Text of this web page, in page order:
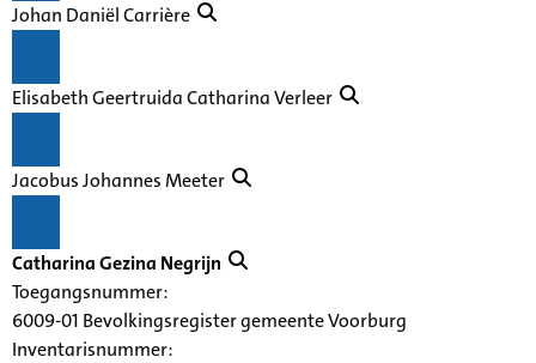
Johan Daniël Carrière
Elisabeth Geertruida Catharina Verleer
Jacobus Johannes Meeter
Catharina Gezina Negrijn
Toegangsnummer:
6009-01 Bevolkingsregister gemeente Voorburg
Inventarisnummer: